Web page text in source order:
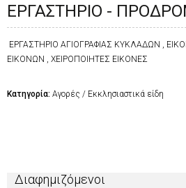
ΕΡΓΑΣΤΗΡΙΟ -
ΕΡΓΑΣΤΗΡΙΟ ΑΓΙΟΓΡΑΦΙΑΣ ΚΥΚΛΑΔΩΝ ,
ΕΙΚΟΝΩΝ , ΧΕΙΡΟΠΟΙΗΤΕΣ ΕΙΚΟΝΕΣ
Κατηγορία: Αγορές / Εκκλησιαστικά είδη
Διαφημιζόμενοι